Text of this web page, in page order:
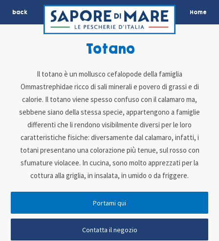
back Home
Totano
Il totano è un mollusco cefalopode della famiglia
Ommastrephidae ricco di sali minerali e povero di grassi e di
calorie. Il totano viene spesso confuso con il calamaro ma,
sebbene siano della stessa specie, appartengono a famiglie
differenti che li rendono visibilmente diversi per le loro
caratteristiche fisiche: diversamente dal calamaro, infatti, i
totani presentano una colorazione più tenue, sul rosso con
sfumature violacee. In cucina, sono molto apprezzati per la
cottura alla griglia, in insalata, in umido o da friggere.
Portami qui
Contatta il negozio